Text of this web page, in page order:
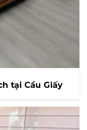
tại Cầu Giấy